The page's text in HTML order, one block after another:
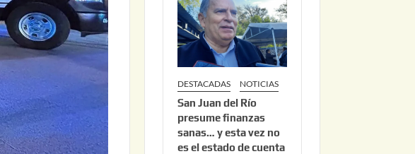
DESTACADAS NOTICIAS
San Juan del Río
presume finanzas
sanas… y esta vez no
es el estado de cuenta